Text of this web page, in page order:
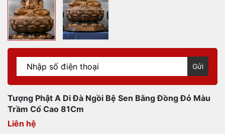
Gửi
Tượng Phật A Di Đà Ngồi Bệ Sen Bằng Đồng Đỏ Màu
Trầm Cổ Cao 81Cm
Liên hệ